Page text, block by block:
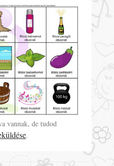
vannak, de tudod
.